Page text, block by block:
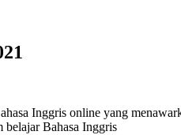
Inggris online yang
belajar Bahasa Inggris